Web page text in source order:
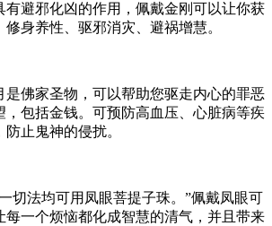
有避邪化凶的作用，佩戴金刚可以让你获
身养性、驱邪消灾、避祸增慧。
是佛家圣物，可以帮助您驱走内心的罪恶
，包括金钱。可预防高血压、心脏病等疾
止鬼神的侵扰。
切法均可用凤眼菩提子珠。”佩戴凤眼可
每一个烦恼都化成智慧的清气，并且带来